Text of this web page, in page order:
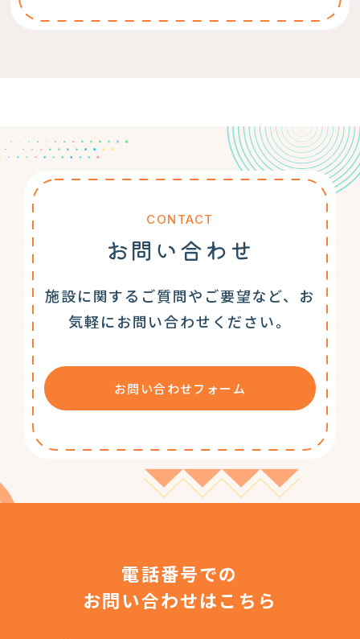
CONTACT
お問い合わせ
施設に関するご質問やご要望など、お
気軽にお問い合わせください。
お問い合わせフォーム
電話番号での
お問い合わせはこちら